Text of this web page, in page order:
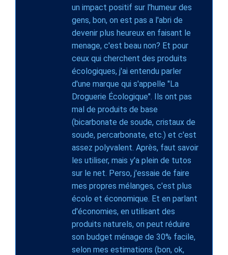
un impact positif sur l'humeur des
gens, bon, on est pas a l'abri de
devenir plus heureux en faisant le
menage, c'est beau non? Et pour
ceux qui cherchent des produits
écologiques, j'ai entendu parler
d'une marque qui s'appelle "La
Droguerie Écologique". Ils ont pas
mal de produits de base
(bicarbonate de soude, cristaux de
soude, percarbonate, etc.) et c'est
assez polyvalent. Après, faut savoir
les utiliser, mais y'a plein de tutos
sur le net. Perso, j'essaie de faire
mes propres mélanges, c'est plus
écolo et économique. Et en parlant
d'économies, en utilisant des
produits naturels, on peut réduire
son budget ménage de 30% facile,
selon mes estimations (bon, ok,